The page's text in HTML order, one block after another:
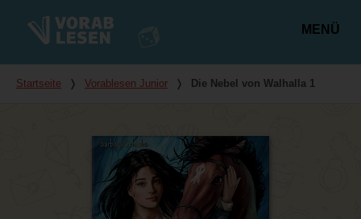
MENÜ
Du bist hier
Startseite ❭ Vorablesen Junior ❭ Die Nebel von Walhalla 1